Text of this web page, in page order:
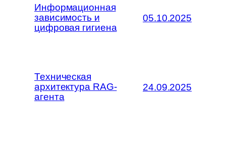
Информационная
зависимость и
цифровая гигиена
05.10.2025
Техническая
архитектура RAG-
агента
24.09.2025